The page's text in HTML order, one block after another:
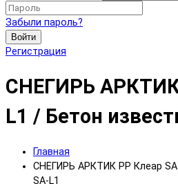
Забыли пароль?
Войти
Регистрация
СНЕГИРЬ АРКТИК
L1 / Бетон
Главная
СНЕГИРЬ АРКТИК PP Клеар
SA-L1